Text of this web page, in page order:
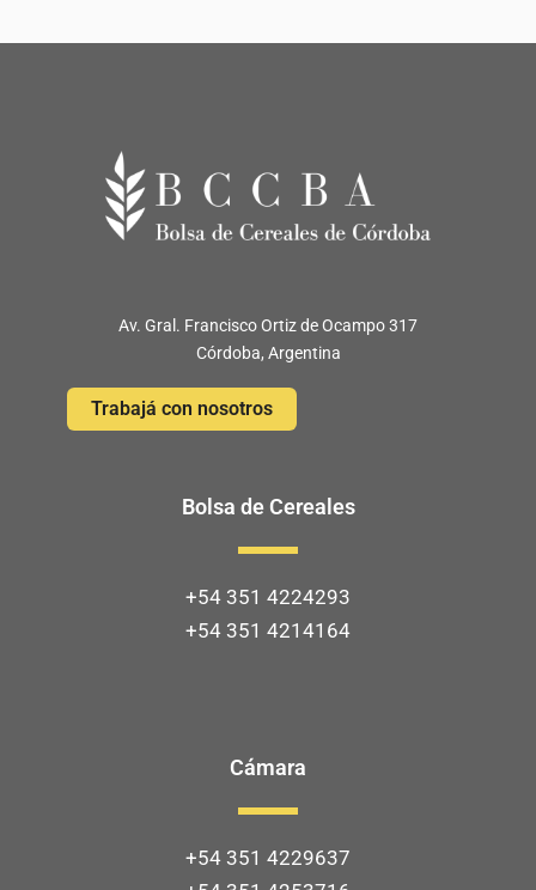
Av. Gral. Francisco Ortiz de Ocampo 317
Córdoba, Argentina
Trabajá con nosotros
Bolsa de Cereales
+54 351 4224293
+54 351 4214164
Cámara
+54 351 4229637